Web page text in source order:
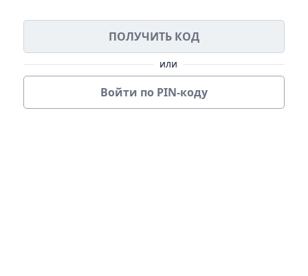
ПОЛУЧИТЬ КОД
или
Войти по PIN-коду